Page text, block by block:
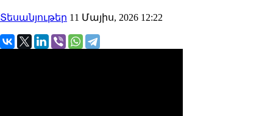
Տեսանյութեր 11 Մայիս, 2026 12:22